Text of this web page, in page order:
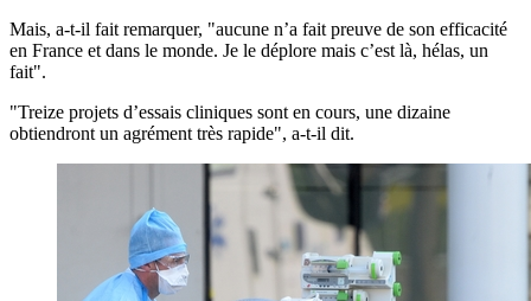
Mais, a-t-il fait remarquer, "aucune n’a fait preuve de son efficacité
en France et dans le monde. Je le déplore mais c’est là, hélas, un
fait".
"Treize projets d’essais cliniques sont en cours, une dizaine
obtiendront un agrément très rapide", a-t-il dit.